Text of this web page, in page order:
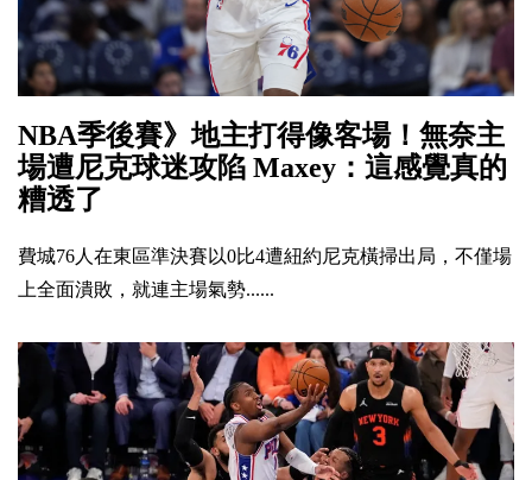
NBA季後賽》地主打得像客場！無奈主
場遭尼克球迷攻陷 Maxey：這感覺真的
糟透了
費城76人在東區準決賽以0比4遭紐約尼克橫掃出局，不僅場
上全面潰敗，就連主場氣勢......